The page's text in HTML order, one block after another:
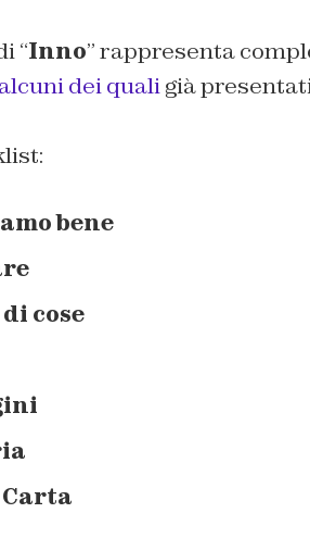
“Inno” rappresenta
alcuni dei qualigià
bene
cose
Carta